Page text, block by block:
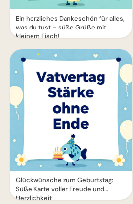
Ein herzliches Dankeschön für alles,
was du tust – süße Grüße mit
kleinem Fisch!
Glückwünsche zum Geburtstag:
Süße Karte voller Freude und
Herzlichkeit